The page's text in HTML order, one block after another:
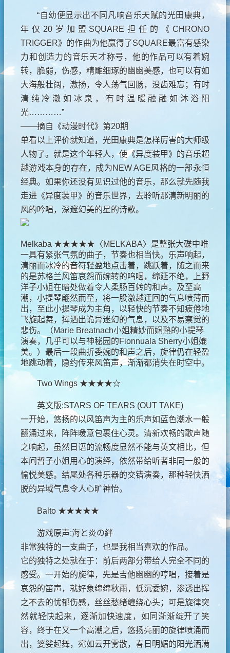
“自幼便显示出不同凡响音乐天赋的光田康典，
年仅20岁加盟SQUARE担任的《CHRONO
TRIGGER》的作曲为他赢得了SQUARE最富有感染
力和创造力的音乐天才称号，他的作品可以有着婉
转，脆弱，伤感，精雕细琢的幽幽美感，也可以有如
大海般壮阔，激扬，令人荡气回肠，没齿难忘；有时
清纯冷澈如冰泉，有时温暖融融如沐浴阳
光…………”
——摘自《动漫时代》第20期
单看以上评价就知道，光田康典是怎样厉害的大师级
人物了。就是这个年轻人，使《异度装甲》的音乐超
越游戏本身的存在，成为NEW AGE风格的一部永恒
经典。如果你还没有见识过他的音乐，那么就先随我
走进《异度装甲》的音乐世界，去聆听那清新明丽的
风的吟唱，深邃幻美的星的诗歌。
Melkaba ★★★★★〈MELKABA〉是整张大碟中唯
一具有紧张气氛的曲子，节奏也相当快。乐声响起，
清丽而冰冷的音符轻盈地点击着，跳跃着，随之而来
的是苏格兰风笛哀怨而婉转的呜咽，绵延不绝，上野
洋子小姐在暗处做着令人柔肠百转的和声。及至高
潮，小提琴翩然而至，将一股激越迂回的气息喷薄而
出，至此小提琴成为主角，以轻快的节奏不知疲倦地
飞旋起舞，挥洒出诡异迷幻的气息，以及不易察觉的
悲伤。（Marie Breatnach小姐精妙而娴熟的小提琴
演奏，几乎可以与神秘园的Fionnuala Sherry小姐媲
美。）最后一段曲折委婉的和声之后，旋律仍在轻盈
地跳动着，隐约传来风笛声，渐渐都消失在时空中。
Two Wings ★★★★☆
英文版:STARS OF TEARS (OUT TAKE)
一开始，悠扬的以风笛声为主的乐声如蓝色潮水一般
翻涌过来，阵阵暖意包裹住心灵。清新欢畅的歌声随
之响起，虽然日语的流畅度显然不能与英文相比，但
本间哲子小姐用心的演绎，依然带给听者非同一般的
愉悦美感。结尾处各种乐器的交错演奏，那种轻快洒
脱的异域气息令人心旷神怡。
Balto ★★★★★
游戏原声:海と炎の絆
非常独特的一支曲子，也是我相当喜欢的作品。
它的独特之处就在于：前后两部分带给人完全不同的
感受。一开始的旋律，先是吉他幽幽的哼唱，接着是
哀怨的笛声，就好象绵绵秋雨，低沉委婉，渗透出挥
之不去的忧郁伤感，丝丝愁绪缠绕心头；可是旋律突
然就轻快起来，逐渐加快速度，如同渐渐绽开了笑
容，终于在又一个高潮之后，悠扬亮丽的旋律喷涌而
出，婆娑起舞，宛如云开雾散，春日明媚的阳光洒满